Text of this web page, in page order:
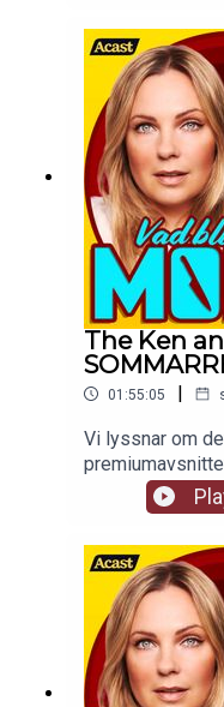
The Ken
01:55:05 |
Vi lyssnar om
och Karla
historien,
våld, sexuellt
smörgåsar.